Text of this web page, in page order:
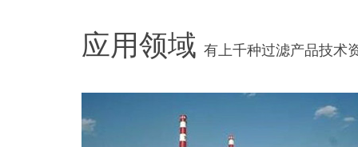
应用领域 有上千种过滤产品技术